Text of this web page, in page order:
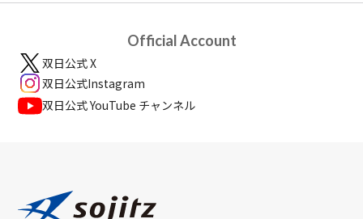
Official Account
双日公式 X
双日公式Instagram
双日公式 YouTube チャンネル